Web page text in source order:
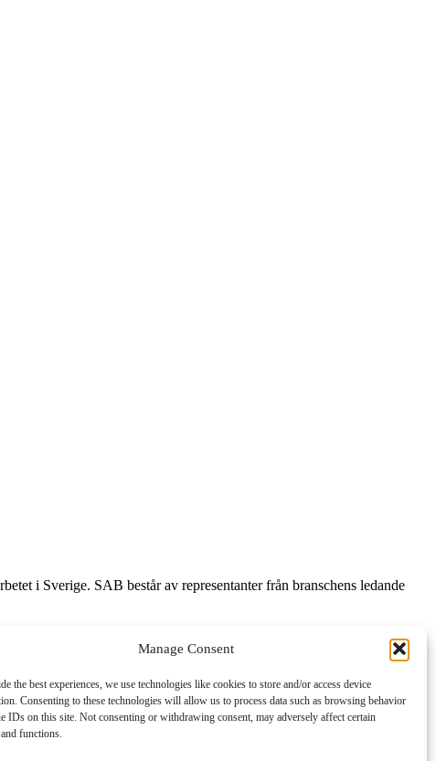
Manage Consent
the best experiences, we use technologies like cookies to store and/or access device
Consenting to these technologies will allow us to process data such as browsing behavior
IDs on this site. Not consenting or withdrawing consent, may adversely affect certain
functions.
i Sverige. SAB består av representanter från branschens ledande